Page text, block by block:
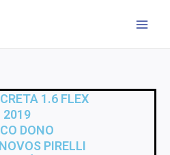
1.6 FLEX
2019
DONO
PIRELLI